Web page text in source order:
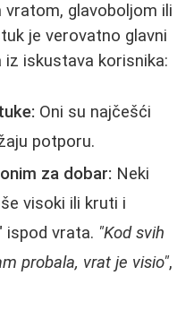
glavoboljom ili
je verovatno glavni
iz iskustava korisnika:
Oni su najčešći
potporu.
za dobar: Neki
visoki ili kruti i
ispod vrata. "Kod svih
probala, vrat je visio",